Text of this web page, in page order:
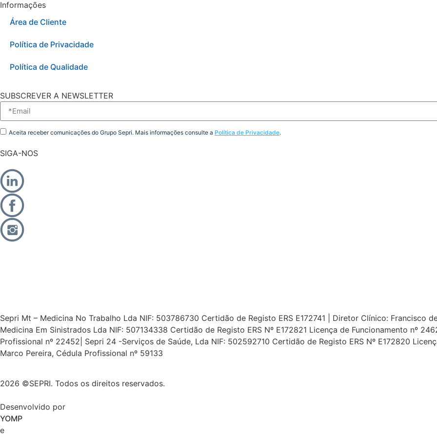
Informações
Área de Cliente
Política de Privacidade
Política de Qualidade
SUBSCREVER A NEWSLETTER
Aceita receber comunicações do Grupo Sepri. Mais informações consulte a Política de Privacidade.
SIGA-NOS
Sepri Mt – Medicina No Trabalho Lda NIF: 503786730 Certidão de Registo ERS E172741 | Diretor Clínico: Francisco
Medicina Em Sinistrados Lda NIF: 507134338 Certidão de Registo ERS Nº E172821 Licença de Funcionamento nº
Profissional nº 22452| Sepri 24 -Serviços de Saúde, Lda NIF: 502592710 Certidão de Registo ERS Nº E172820
Marco Pereira, Cédula Profissional nº 59133
2026 ©SEPRI. Todos os direitos reservados.
Desenvolvido por
YOMP
e